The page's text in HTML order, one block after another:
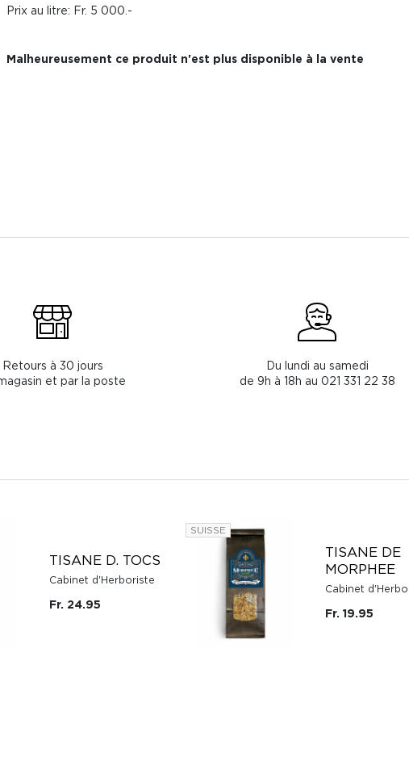
Prix au litre: Fr. 5 000.-
Malheureusement ce produit n'est plus disponible à la vente
Retours à 30 jours
et par la poste
Du lundi au samedi
de 9h à 18h au 021 331 22 38
TISANE D. TOCS
Cabinet d'Herboriste
Fr. 24.95
SUISSE
TISANE DE
MORPHEE
Cabinet
Fr. 19.95